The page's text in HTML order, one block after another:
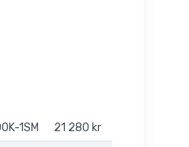
1SM
21 280 kr